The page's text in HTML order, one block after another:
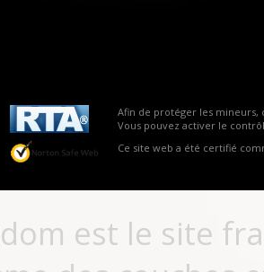
Afin de protéger les mineurs,
Vous pouvez activer le
Ce site web a été certifié
est le site